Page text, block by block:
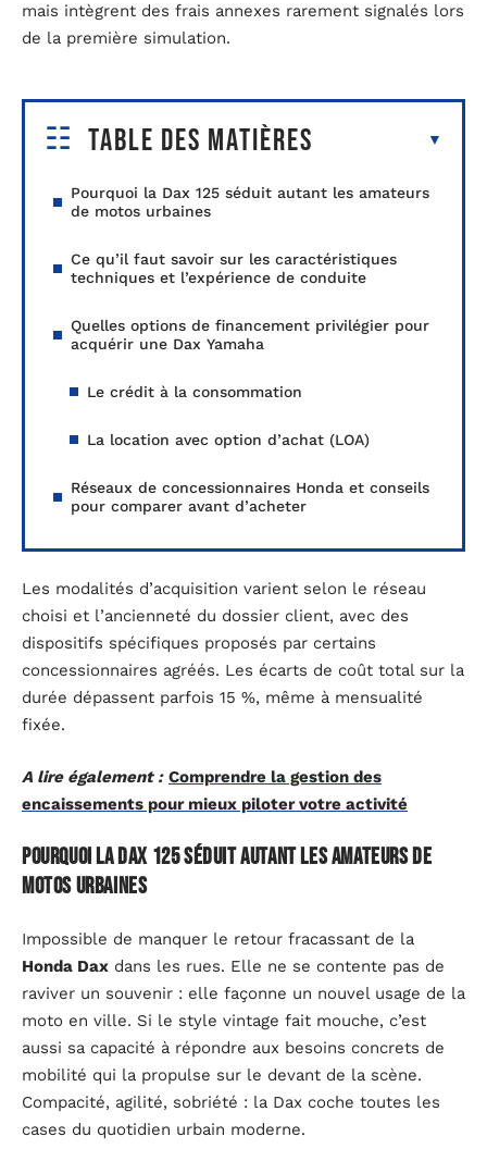
mais intègrent des frais annexes rarement signalés lors
de la première simulation.
Table des matières
Pourquoi la Dax 125 séduit autant les amateurs
de motos urbaines
Ce qu’il faut savoir sur les caractéristiques
techniques et l’expérience de conduite
Quelles options de financement privilégier pour
acquérir une Dax Yamaha
Le crédit à la consommation
La location avec option d’achat (LOA)
Réseaux de concessionnaires Honda et conseils
pour comparer avant d’acheter
Les modalités d’acquisition varient selon le réseau
choisi et l’ancienneté du dossier client, avec des
dispositifs spécifiques proposés par certains
concessionnaires agréés. Les écarts de coût total sur la
durée dépassent parfois 15 %, même à mensualité
fixée.
A lire également : Comprendre la gestion des
encaissements pour mieux piloter votre activité
Pourquoi la Dax 125 séduit autant les amateurs de
motos urbaines
Impossible de manquer le retour fracassant de la
Honda Dax dans les rues. Elle ne se contente pas de
raviver un souvenir : elle façonne un nouvel usage de la
moto en ville. Si le style vintage fait mouche, c’est
aussi sa capacité à répondre aux besoins concrets de
mobilité qui la propulse sur le devant de la scène.
Compacité, agilité, sobriété : la Dax coche toutes les
cases du quotidien urbain moderne.